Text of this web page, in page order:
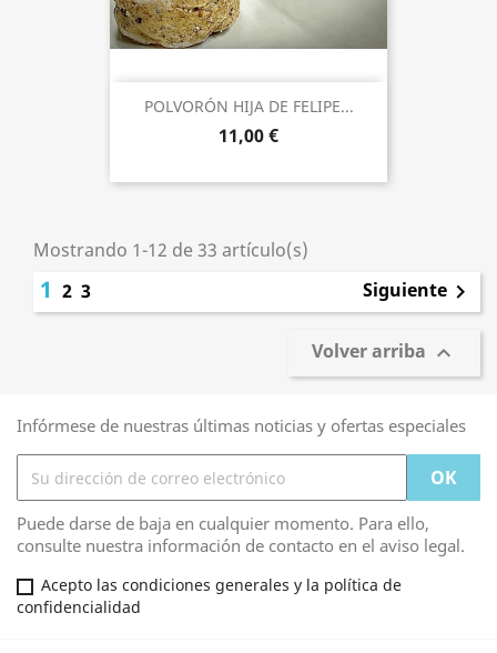
POLVORÓN HIJA DE FELIPE...
11,00 €
Mostrando 1-12 de 33 artículo(s)
1 2 3 Siguiente 
Volver arriba 
Infórmese de nuestras últimas noticias y ofertas especiales
Puede darse de baja en cualquier momento. Para ello,
consulte nuestra información de contacto en el aviso legal.
Acepto las condiciones generales y la política de
confidencialidad